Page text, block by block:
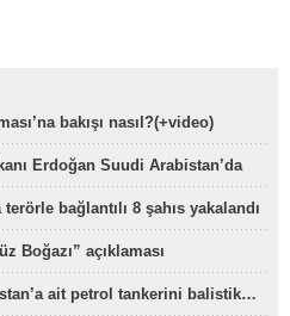
bakışı nasıl?(+video)
Erdoğan Suudi Arabistan’da
bağlantılı 8 şahıs yakalandı
Boğazı” açıklaması
ait petrol tankerini balistik…